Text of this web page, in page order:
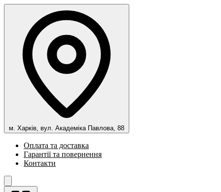
м. Харків, вул. Академіка Павлова, 88
Оплата та доставка
Гарантії та повернення
Контакти